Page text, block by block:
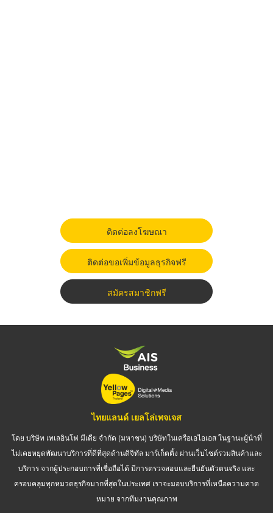
ติดต่อลงโฆษณา
ติดต่อขอเพิ่มข้อมูลธุรกิจฟรี
สมัครสมาชิกฟรี
ไทยแลนด์ เยลโล่เพจเจส
โดย บริษัท เทเลอินโฟ มีเดีย จำกัด (มหาชน) บริษัทในเครือเอไอเอส ในฐานะผู้นำที่
ไม่เคยหยุดพัฒนาบริการที่ดีที่สุดด้านดิจิทัล มาร์เก็ตติ้ง ผ่านเว็บไซต์รวมสินค้าและ
บริการ จากผู้ประกอบการที่เชื่อถือได้ มีการตรวจสอบและยืนยันตัวตนจริง และ
ครอบคลุมทุกหมวดธุรกิจมากที่สุดในประเทศ เราจะมอบบริการที่เหนือความคาด
หมาย จากทีมงานคุณภาพ